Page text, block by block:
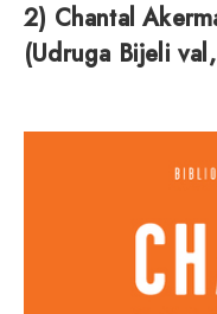
2) Chantal
(Udruga Bijeli